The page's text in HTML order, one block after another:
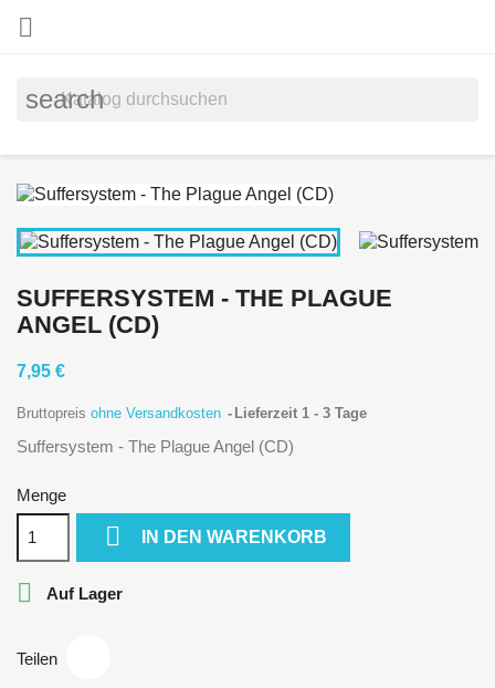

search
SUFFERSYSTEM - THE PLAGUE
ANGEL (CD)
7,95 €
Bruttopreis ohne Versandkosten Lieferzeit 1 - 3 Tage
Suffersystem - The Plague Angel (CD)
Menge
 IN DEN WARENKORB
 Auf Lager
Teilen